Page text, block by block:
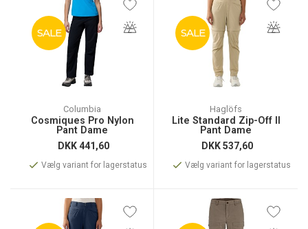
SALE
Columbia
Cosmiques Pro Nylon
Pant Dame
DKK441,60
Vælg variant for lagerstatus
SALE
Haglöfs
Lite Standard Zip-Off II
Pant Dame
DKK537,60
Vælg variant for lagerstatus